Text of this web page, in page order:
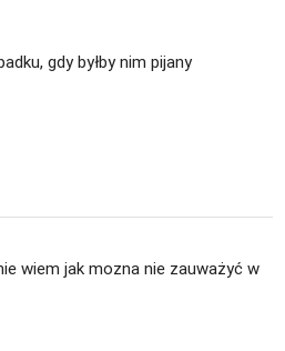
gdy byłby nim pijany
wiem jak mozna nie zauważyć w